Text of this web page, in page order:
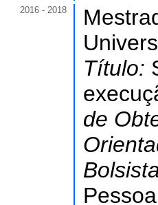
2016 - 2018
Título:
de